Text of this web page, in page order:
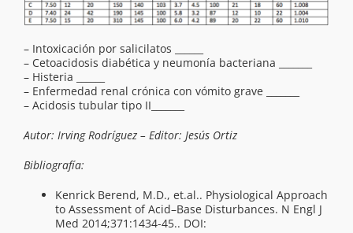
– Intoxicación por salicilatos ______
– Cetoacidosis diabética y neumonía bacteriana _______
– Histeria ______
– Enfermedad renal crónica con vómito grave _______
– Acidosis tubular tipo II_______
Autor: Irving Rodríguez – Editor: Jesús Ortiz
Bibliografía:
Kenrick Berend, M.D., et.al.. Physiological Approach
to Assessment of Acid–Base Disturbances. N Engl J
Med 2014;371:1434-45.. DOI: